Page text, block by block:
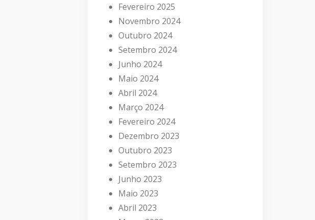
Fevereiro 2025
Novembro 2024
Outubro 2024
Setembro 2024
Junho 2024
Maio 2024
Abril 2024
Março 2024
Fevereiro 2024
Dezembro 2023
Outubro 2023
Setembro 2023
Junho 2023
Maio 2023
Abril 2023